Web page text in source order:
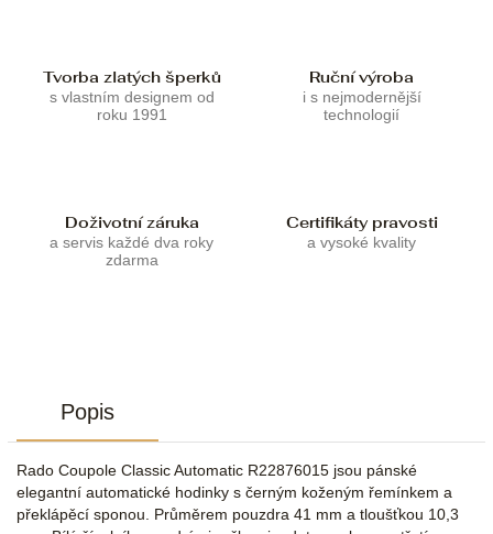
Tvorba zlatých šperků
s vlastním designem od
roku 1991
Ruční výroba
i s nejmodernější
technologií
Doživotní záruka
a servis každé dva roky
zdarma
Certifikáty pravosti
a vysoké kvality
Popis
Rado Coupole Classic Automatic R22876015 jsou pánské
elegantní automatické hodinky s černým koženým řemínkem a
překlápěcí sponou. Průměrem pouzdra 41 mm a tloušťkou 10,3